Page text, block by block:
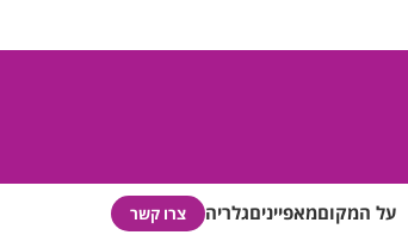
על המקוםמאפייניםגלריה צרו קשר